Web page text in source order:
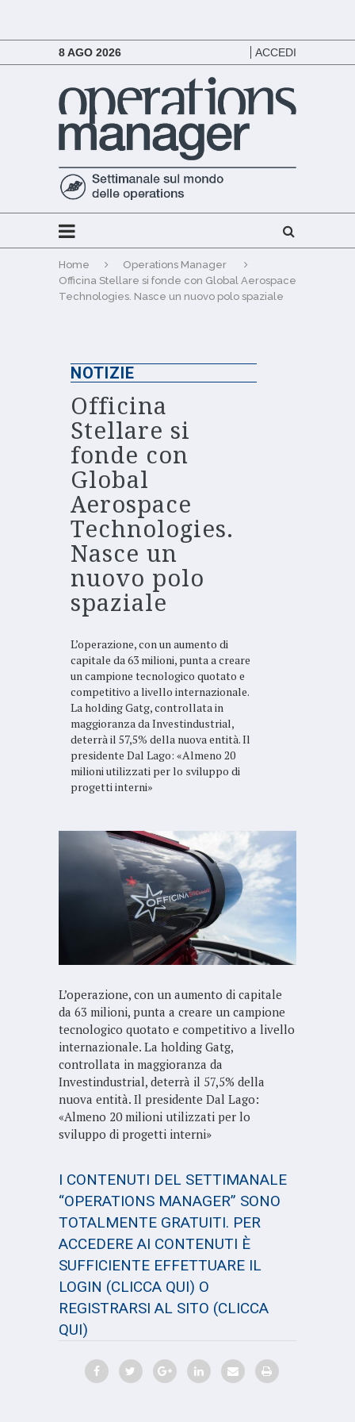
8 AGO 2026 ACCEDI
Home
Operations Manager
Officina Stellare si fonde con Global Aerospace
Technologies. Nasce un nuovo polo spaziale
NOTIZIE
Officina
Stellare si
fonde con
Global
Aerospace
Technologies.
Nasce un
nuovo polo
spaziale
L’operazione, con un aumento di
capitale da 63 milioni, punta a creare
un campione tecnologico quotato e
competitivo a livello internazionale.
La holding Gatg, controllata in
maggioranza da Investindustrial,
deterrà il 57,5% della nuova entità. Il
presidente Dal Lago: «Almeno 20
milioni utilizzati per lo sviluppo di
progetti interni»
L’operazione, con un aumento di capitale
da 63 milioni, punta a creare un campione
tecnologico quotato e competitivo a livello
internazionale. La holding Gatg,
controllata in maggioranza da
Investindustrial, deterrà il 57,5% della
nuova entità. Il presidente Dal Lago:
«Almeno 20 milioni utilizzati per lo
sviluppo di progetti interni»
I CONTENUTI DEL SETTIMANALE
“OPERATIONS MANAGER” SONO
TOTALMENTE GRATUITI. PER
ACCEDERE AI CONTENUTI È
SUFFICIENTE EFFETTUARE IL
LOGIN (CLICCA QUI) O
REGISTRARSI AL SITO (CLICCA
QUI)